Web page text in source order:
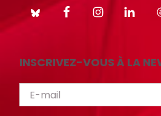
INSCRIVEZ-VOUS À LA